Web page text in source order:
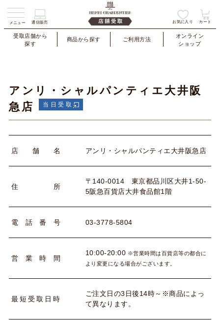
メニュー 通信販売 お気に入り カート
受取店舗から
探す
商品から探す ご利用方法
オンライン
ショップ
アンリ・シャルパンティエ大井阪
急店
当日受取
店 舗 名 アンリ・シャルパンティエ大井阪急店
住 所
〒140-0014 東京都品川区大井1-50-
5阪急百貨店大井食品館1階
電 話 番 号 03-3778-5804
営 業 時 間
10:00-20:00 ※営業時間は百貨店等の都合に
より変更になる場合がございます。
最短 受 取 日 時
ご注文日の3日後14時～※商品によっ
て異なります。